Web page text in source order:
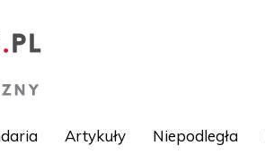
Artykuły Niepodległa